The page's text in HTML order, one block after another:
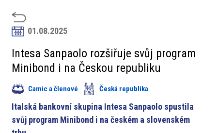
Rozvoj Trhu
Členové
Partneři
​​Projekty
Členská sekce
01.08.2025
Intesa Sanpaolo rozšiřuje svůj program
Minibond i na Českou republiku
Camic a členové Česká republika
Italská bankovní skupina Intesa Sanpaolo spustila
svůj program Minibond i na českém a slovenském